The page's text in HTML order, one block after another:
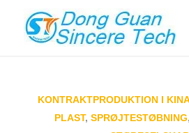
KONTRAKTPRODUKTION I
PLAST,SPRØJTESTØBNING,